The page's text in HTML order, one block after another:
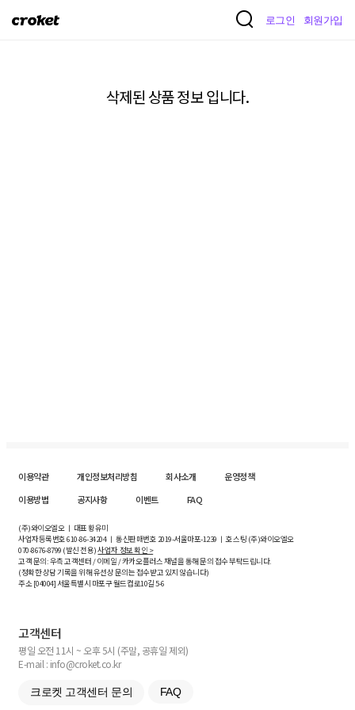
크
로그인 회원가입
삭제된 상품 정보 입니다.
이용약관 개인정보처리방침 회사소개
운영정책
이용방법
공지사항 이벤트 FAQ
(주)와이오엘오 ㅣ 대표 황유미
사업자등록번호610-86-34204ㅣ 통신판매번호 2019-서울마포-1239 ㅣ 호스팅 (주)와이오엘오
070-8676-8799 (발신 전용)사업자 정보 확인 >
고객 문의: 우측 고객센터 / 이메일 / 카카오플러스 채널을 통해 문의 접수 부탁드립니다.
(정확한 상담 기록을 위해 유선상 문의는 접수받고 있지 않습니다)
주소 [04004] 서울특별시 마포구 월드컵로10길5-6
고객센터
평일 오전 11시 ~ 오후 5시 (주말, 공휴일 제외)
E-mail : info@croket.co.kr
크로켓 고객센터 문의 FAQ